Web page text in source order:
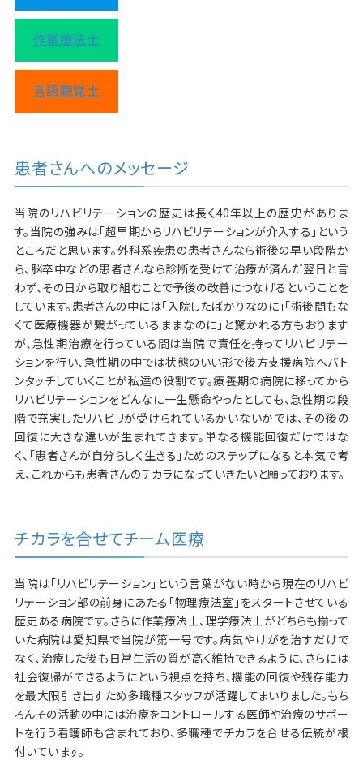
作業療法士
言語聴覚士
患者さんへのメッセージ
当院のリハビリテーションの歴史は長く40年以上の歴史がありま
す。当院の強みは「超早期からリハビリテーションが介入する」という
ところだと思います。外科系疾患の患者さんなら術後の早い段階か
ら、脳卒中などの患者さんなら診断を受けて治療が済んだ翌日と言
わず、その日から取り組むことで予後の改善につなげるということを
しています。患者さんの中には「入院したばかりなのに」「術後間もな
くて医療機器が繋がっているままなのに」と驚かれる方もおります
が、急性期治療を行っている間は当院で責任を持ってリハビリテー
ションを行い、急性期の中では状態のいい形で後方支援病院へバト
ンタッチしていくことが私達の役割です。療養期の病院に移ってから
リハビリテーションをどんなに一生懸命やったとしても、急性期の段
階で充実したリハビリが受けられているかいないかでは、その後の
回復に大きな違いが生まれてきます。単なる機能回復だけではな
く、「患者さんが自分らしく生きる」ためのステップになると本気で考
え、これからも患者さんのチカラになっていきたいと願っております。
チカラを合せてチーム医療
当院は「リハビリテーション」という言葉がない時から現在のリハビ
リテーション部の前身にあたる「物理療法室」をスタートさせている
歴史ある病院です。さらに作業療法士、理学療法士がどちらも揃って
いた病院は愛知県で当院が第一号です。病気やけがを治すだけで
なく、治療した後も日常生活の質が高く維持できるように、さらには
社会復帰ができるようにという視点を持ち、機能の回復や残存能力
を最大限引き出すため多職種スタッフが活躍してまいりました。もち
ろんその活動の中には治療をコントロールする医師や治療のサポー
トを行う看護師も含まれており、多職種でチカラを合せる伝統が根
付いています。